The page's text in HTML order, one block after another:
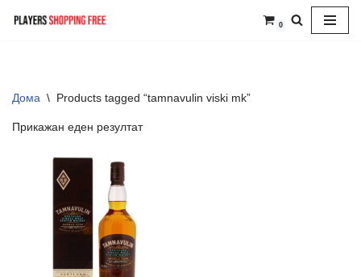
0
Дома \ Products tagged “tamnavulin viski mk”
Прикажан еден резултат